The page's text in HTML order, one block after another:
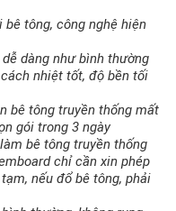
tông, công nghệ hiện
dàng như bình thường
nhiệt tốt, độ bền tối
bê tông truyền thống mất
gói trong 3 ngày
bê tông truyền thống
chỉ cần xin phép
nếu đổ bê tông, phải